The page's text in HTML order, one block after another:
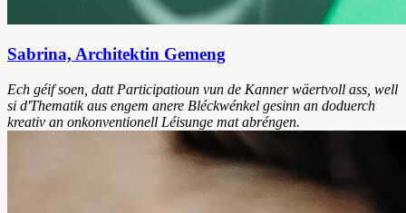
Sabrina, Architektin Gemeng
Ech géif soen, datt Participatioun vun de Kanner wäertvoll ass, well
si d'Thematik aus engem anere Bléckwénkel gesinn an doduerch
kreativ an onkonventionell Léisunge mat abréngen.